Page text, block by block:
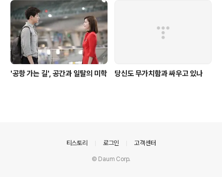
'공항 가는 길', 공간과 일탈의 미학 당신도 무가치함과 싸우고 있나
티스토리 로그인 고객센터
© Daum Corp.